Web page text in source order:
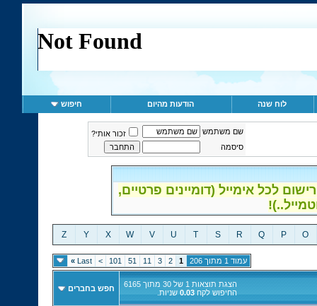
לוח שנה הודעות מהיום חיפוש
שם משתמש
זכור אותי?
סיסמה
לכל אימייל (דומיינים פרטיים,
O
P
Q
R
S
T
U
V
W
X
Y
Z
עמוד 1 מתוך 206 1
2
3
11
51
101
>
Last
»
הצגת תוצאות 1 של 30 מתוך 6165
החיפוש לקח0.03 שניות. חפש בחברים